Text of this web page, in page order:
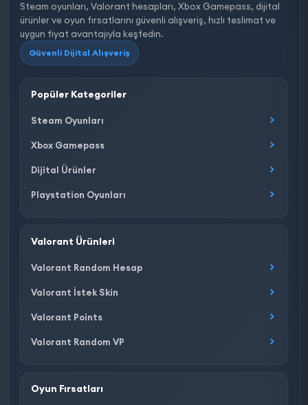
Steam oyunları, Valorant hesapları, Xbox Gamepass, dijital
ürünler ve oyun fırsatlarını güvenli alışveriş, hızlı teslimat ve
uygun fiyat avantajıyla keşfedin.
Güvenli Dijital Alışveriş
Popüler Kategoriler
Steam Oyunları
Xbox Gamepass
Dijital Ürünler
Playstation Oyunları
Valorant Ürünleri
Valorant Random Hesap
Valorant İstek Skin
Valorant Points
Valorant Random VP
Oyun Fırsatları